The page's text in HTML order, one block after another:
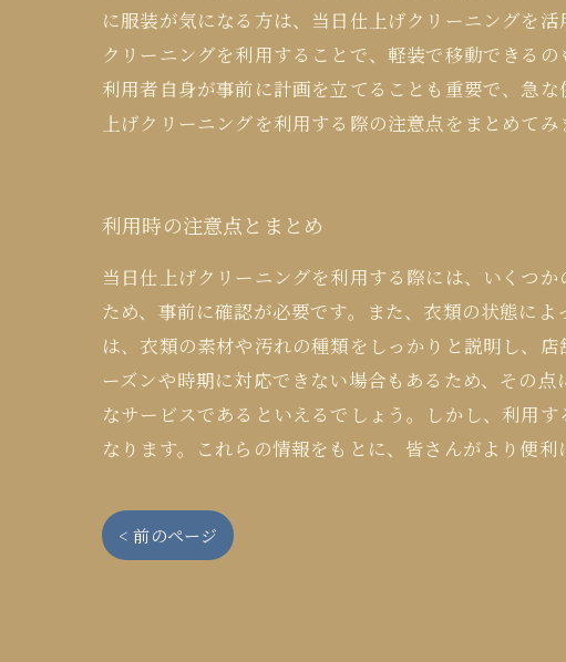
に服装が気になる方は、当日仕上げクリーニングを
クリーニングを利用することで、軽装で移動できる
利用者自身が事前に計画を立てることも重要で、急
上げクリーニングを利用する際の注意点をまとめてみ
利用時の注意点とまとめ
当日仕上げクリーニングを利用する際には、いくつ
ため、事前に確認が必要です。また、衣類の状態に
は、衣類の素材や汚れの種類をしっかりと説明し、
ーズンや時期に対応できない場合もあるため、その
なサービスであるといえるでしょう。しかし、利用
なります。これらの情報をもとに、皆さんがより便
< 前のページ